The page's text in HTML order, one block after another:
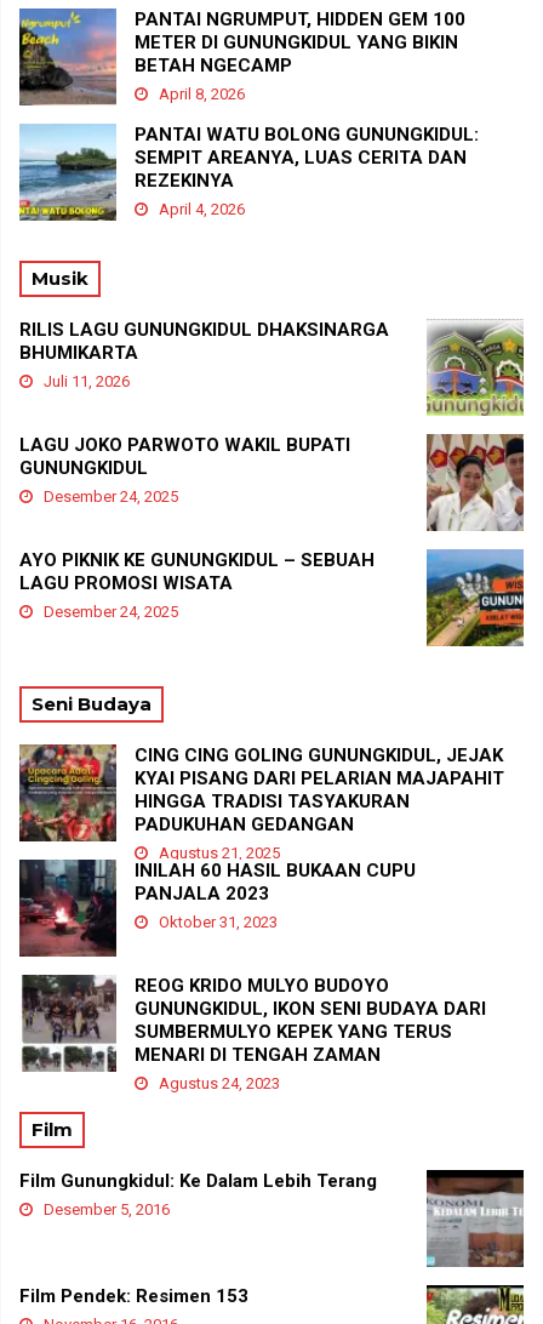
PANTAI NGRUMPUT, HIDDEN GEM 100
METER DI GUNUNGKIDUL YANG BIKIN
BETAH NGECAMP
April 8, 2026
PANTAI WATU BOLONG GUNUNGKIDUL:
SEMPIT AREANYA, LUAS CERITA DAN
REZEKINYA
April 4, 2026
Musik
RILIS LAGU GUNUNGKIDUL DHAKSINARGA
BHUMIKARTA
Juli 11, 2026
LAGU JOKO PARWOTO WAKIL BUPATI
GUNUNGKIDUL
Desember 24, 2025
AYO PIKNIK KE GUNUNGKIDUL – SEBUAH
LAGU PROMOSI WISATA
Desember 24, 2025
Seni Budaya
CING CING GOLING GUNUNGKIDUL, JEJAK
KYAI PISANG DARI PELARIAN MAJAPAHIT
HINGGA TRADISI TASYAKURAN
PADUKUHAN GEDANGAN
Agustus 21, 2025
INILAH 60 HASIL BUKAAN CUPU
PANJALA 2023
Oktober 31, 2023
REOG KRIDO MULYO BUDOYO
GUNUNGKIDUL, IKON SENI BUDAYA DARI
SUMBERMULYO KEPEK YANG TERUS
MENARI DI TENGAH ZAMAN
Agustus 24, 2023
Film
Film Gunungkidul: Ke Dalam Lebih Terang
Desember 5, 2016
Film Pendek: Resimen 153